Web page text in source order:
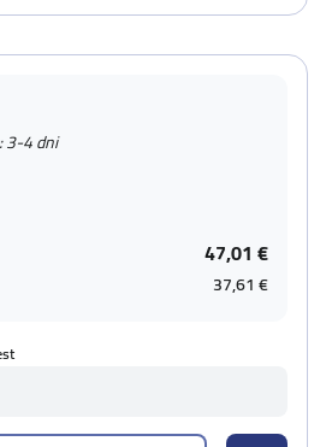
3-4 dni
47,01 €
37,61 €